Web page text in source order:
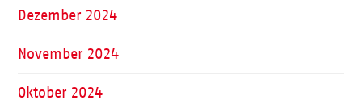
Dezember 2024
November 2024
Oktober 2024